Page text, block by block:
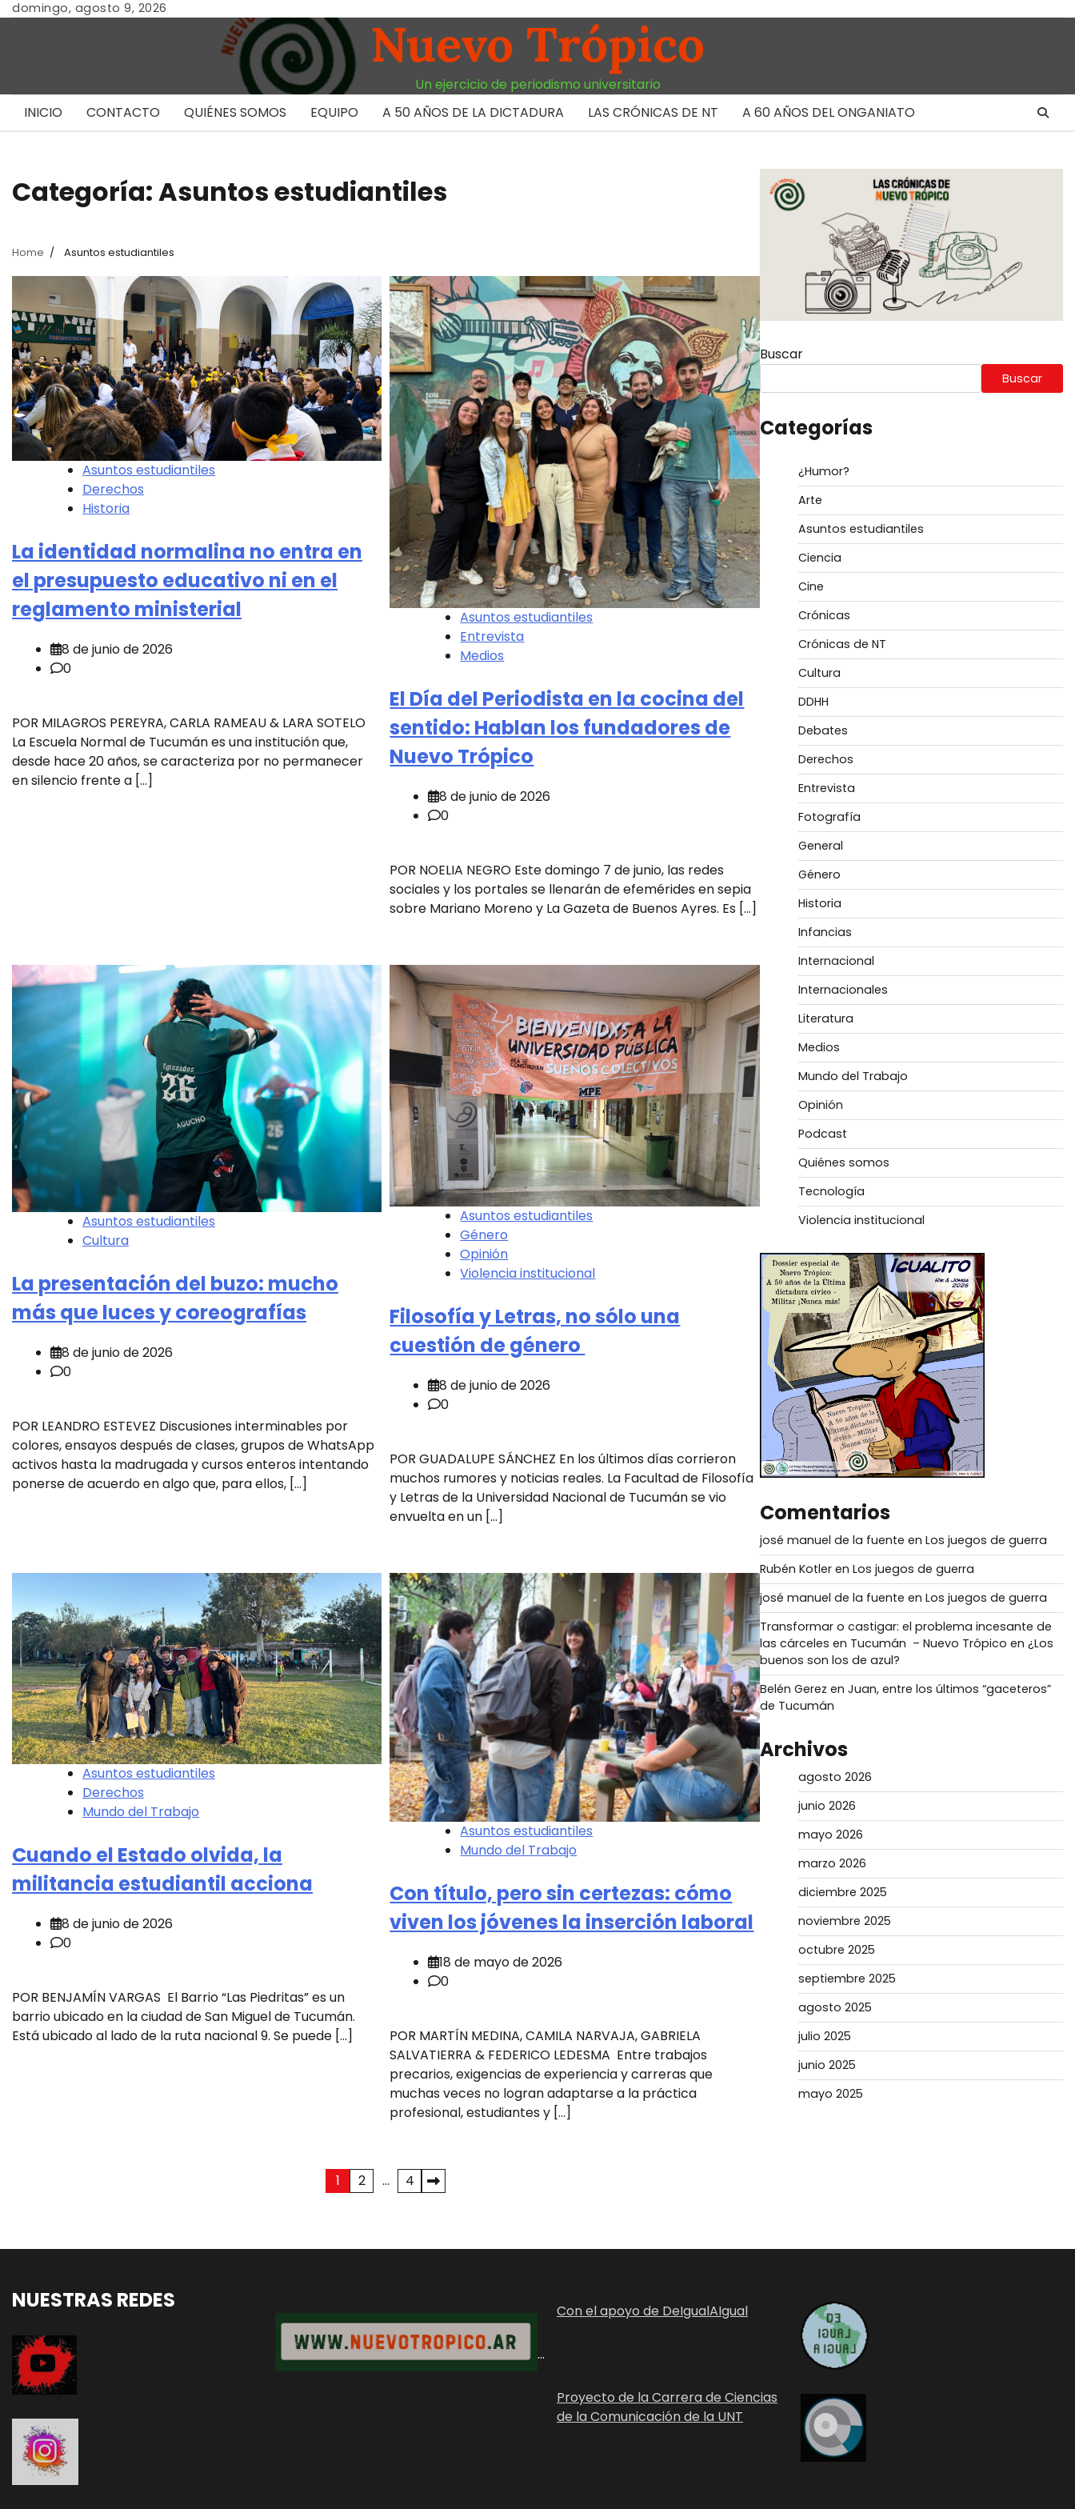
Skipdomingo, agosto 9, 2026
Nuevo Trópico
Un ejercicio de periodismo universitario
INICIO
CONTACTO QUIÉNES SOMOS EQUIPO A 50 AÑOS DE LA DICTADURA LAS CRÓNICAS DE NT A 60 AÑOS DEL ONGANIATO
Categoría:Asuntos estudiantiles
Home Asuntos estudiantiles
Asuntos estudiantiles
Derechos
Historia
La identidad normalina no entra en
el presupuesto educativo ni en el
reglamento ministerial
8 de junio de 2026
0
POR MILAGROS PEREYRA, CARLA RAMEAU & LARA SOTELO
La Escuela Normal de Tucumán es una institución que,
desde hace 20 años, se caracteriza por no permanecer
en silencio frente a […]
Asuntos estudiantiles
Entrevista
Medios
El Día del Periodista en la cocina del
sentido: Hablan los fundadores de
Nuevo Trópico
8 de junio de 2026
0
POR NOELIA NEGRO Este domingo 7 de junio, las redes
sociales y los portales se llenarán de efemérides en sepia
sobre Mariano Moreno y La Gazeta de Buenos Ayres. Es […]
Asuntos estudiantiles
Cultura
La presentación del buzo: mucho
más que luces y coreografías
8 de junio de 2026
0
POR LEANDRO ESTEVEZ Discusiones interminables por
colores, ensayos después de clases, grupos de WhatsApp
activos hasta la madrugada y cursos enteros intentando
ponerse de acuerdo en algo que, para ellos, […]
Asuntos estudiantiles
Género
Opinión
Violencia institucional
Filosofía y Letras, no sólo una
cuestión de género
8 de junio de 2026
0
POR GUADALUPE SÁNCHEZ En los últimos días corrieron
muchos rumores y noticias reales. La Facultad de Filosofía
y Letras de la Universidad Nacional de Tucumán se vio
envuelta en un […]
Asuntos estudiantiles
Derechos
Mundo del Trabajo
Cuando el Estado olvida, la
militancia estudiantil acciona
8 de junio de 2026
0
POR BENJAMÍN VARGAS El Barrio “Las Piedritas” es un
barrio ubicado en la ciudad de San Miguel de Tucumán.
Está ubicado al lado de la ruta nacional 9. Se puede […]
Asuntos estudiantiles
Mundo del Trabajo
Con título, pero sin certezas: cómo
viven los jóvenes la inserción laboral
18 de mayo de 2026
0
POR MARTÍN MEDINA, CAMILA NARVAJA, GABRIELA
SALVATIERRA & FEDERICO LEDESMA Entre trabajos
precarios, exigencias de experiencia y carreras que
muchas veces no logran adaptarse a la práctica
profesional, estudiantes y […]
1 2 … 4
Buscar
Buscar
Categorías
¿Humor?
Arte
Asuntos estudiantiles
Ciencia
Cine
Crónicas
Crónicas de NT
Cultura
DDHH
Debates
Derechos
Entrevista
Fotografía
General
Género
Historia
Infancias
Internacional
Internacionales
Literatura
Medios
Mundo del Trabajo
Opinión
Podcast
Quiénes somos
Tecnología
Violencia institucional
Comentarios
josé manuel de la fuente en Los juegos de guerra
Rubén Kotleren Los juegos de guerra
josé manuel de la fuente en Los juegos de guerra
Transformar o castigar: el problema incesante de
las cárceles en Tucumán – Nuevo Trópico en ¿Los
buenos son los de azul?
Belén Gerez en Juan, entre los últimos “gaceteros”
de Tucumán
Archivos
agosto 2026
junio 2026
mayo 2026
marzo 2026
diciembre 2025
noviembre 2025
octubre 2025
septiembre 2025
agosto 2025
julio 2025
junio 2025
mayo 2025
NUESTRAS REDES Con el apoyo de DeIgualAIgual
...
Proyecto de la Carrera de Ciencias
de la Comunicación de la UNT